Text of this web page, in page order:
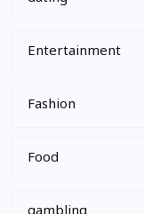
Entertainment
Fashion
Food